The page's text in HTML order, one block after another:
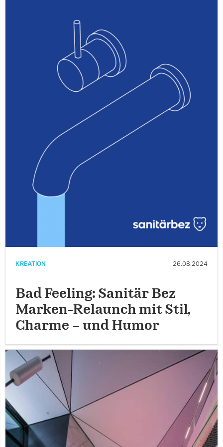
KREATION 26.08.2024
Bad Feeling: Sanitär Bez
Marken-Relaunch mit Stil,
Charme – und Humor